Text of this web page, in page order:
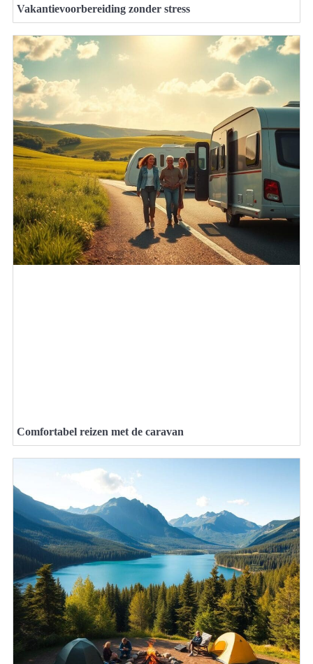
Vakantievoorbereiding zonder stress
Comfortabel reizen met de caravan